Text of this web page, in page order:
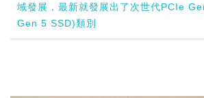
域發展，最新就發展出了次世代PCIe
Gen 5 SSD)類別